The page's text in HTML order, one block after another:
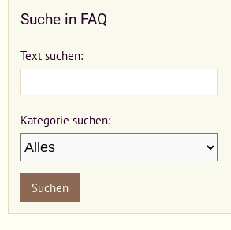
Suche in FAQ
Text suchen:
Kategorie suchen:
Suchen